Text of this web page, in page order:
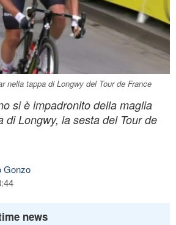
nella tappa di Longwy del Tour de France
si è impadronito della maglia
di Longwy, la sesta del Tour de
Gonzo
news